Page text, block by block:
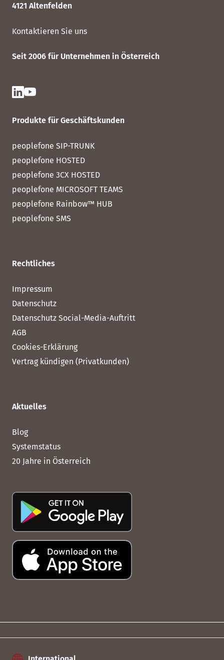
4121 Altenfelden
Kontaktieren Sie uns
Seit 2006 für Unternehmen in Österreich
Produkte für Geschäftskunden
peoplefone SIP-TRUNK
peoplefone HOSTED
peoplefone 3CX HOSTED
peoplefone MICROSOFT TEAMS
peoplefone Rainbow™ HUB
peoplefone SMS
Rechtliches
Impressum
Datenschutz
Datenschutz Social-Media-Auftritt
AGB
Cookies-Erklärung
Vertrag kündigen (Privatkunden)
Aktuelles
Blog
Systemstatus
20 Jahre in Österreich